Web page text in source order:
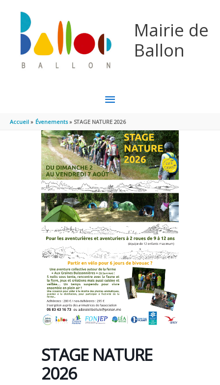
Mairie de
Ballon
MENU
PRINCIPAL
Accueil Évenements STAGE NATURE 2026
STAGE NATURE
2026